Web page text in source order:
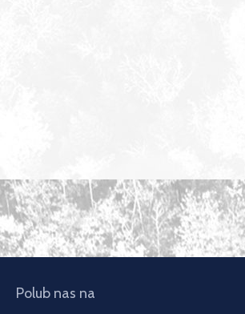
Polub nas na